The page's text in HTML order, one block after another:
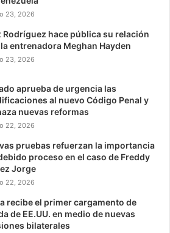
23, 2026
Rodríguez hace pública su relación
entrenadora Meghan Hayden
23, 2026
aprueba de urgencia las
al nuevo Código Penal y
nuevas reformas
22, 2026
pruebas refuerzan la importancia
proceso en el caso de Freddy
Jorge
22, 2026
recibe el primer cargamento de
de EE.UU. en medio de nuevas
bilaterales